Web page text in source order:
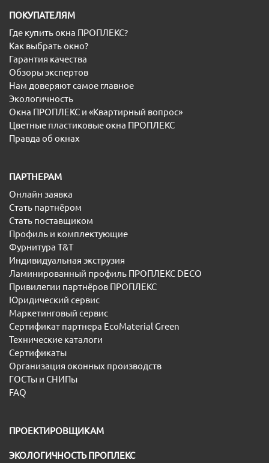
ПОКУПАТЕЛЯМ
Где купить окна ПРОПЛЕКС?
Как выбрать окно?
Гарантия качества
Обзоры экспертов
Нам доверяют самое главное
Экологичность
Окна ПРОПЛЕКС и «Квартирный вопрос»
Цветные пластиковые окна ПРОПЛЕКС
Правда об окнах
ПАРТНЕРАМ
Онлайн заявка
Стать партнёром
Стать поставщиком
Профиль и комплектующие
Фурнитура T&T
Индивидуальная экструзия
Ламинированный профиль ПРОПЛЕКС DECO
Привилегии партнёров ПРОПЛЕКС
Юридический сервис
Маркетинговый сервис
Сертификат партнера EcoMaterial Green
Технические каталоги
Сертификаты
Организация оконных производств
ГОСТы и СНИПы
FAQ
ПРОЕКТИРОВЩИКАМ
ЭКОЛОГИЧНОСТЬ ПРОПЛЕКС